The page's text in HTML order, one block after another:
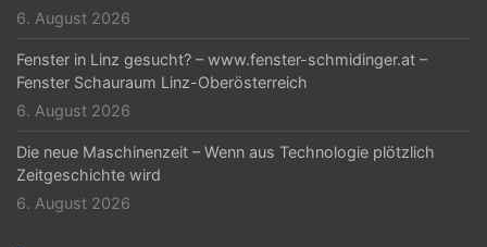
6. August 2026
Fenster in Linz gesucht? – www.fenster-schmidinger.at –
Fenster Schauraum Linz-Oberösterreich
6. August 2026
Die neue Maschinenzeit – Wenn aus Technologie plötzlich
Zeitgeschichte wird
6. August 2026